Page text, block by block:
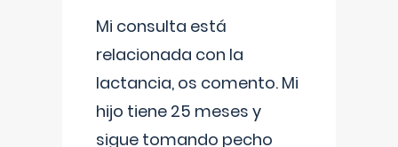
Mi consulta está
relacionada con la
lactancia, os comento. Mi
hijo tiene 25 meses y
sigue tomando pecho